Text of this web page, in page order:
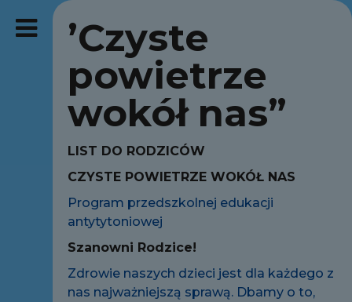
’Czyste
powietrze
wokół nas”
LIST DO RODZICÓW
CZYSTE POWIETRZE WOKÓŁ NAS
Program przedszkolnej edukacji
antytytoniowej
Szanowni Rodzice!
Zdrowie naszych dzieci jest dla każdego z
nas najważniejszą sprawą. Dbamy o to,